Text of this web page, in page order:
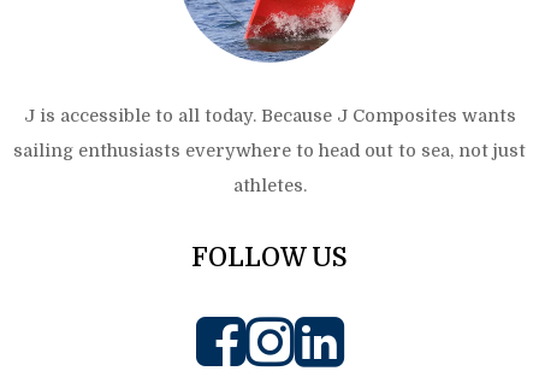
J is accessible to all today. Because J Composites wants
sailing enthusiasts everywhere to head out to sea, not just
athletes.
FOLLOW US